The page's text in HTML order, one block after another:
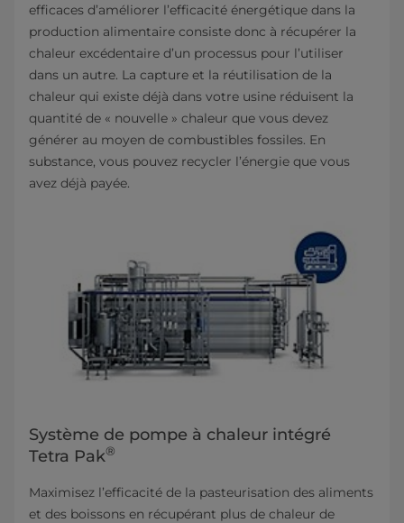
efficaces d’améliorer l’efficacité énergétique dans la
production alimentaire consiste donc à récupérer la
chaleur excédentaire d’un processus pour l’utiliser
dans un autre. La capture et la réutilisation de la
chaleur qui existe déjà dans votre usine réduisent la
quantité de « nouvelle » chaleur que vous devez
générer au moyen de combustibles fossiles. En
substance, vous pouvez recycler l’énergie que vous
avez déjà payée.
Système de pompe à chaleur intégré
Tetra Pak®
Maximisez l’efficacité de la pasteurisation des aliments
et des boissons en récupérant plus de chaleur de